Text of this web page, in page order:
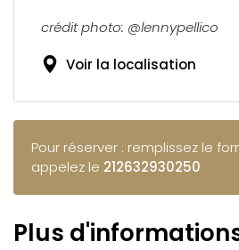
crédit photo: @lennypellico
Voir la localisation
Pour réserver : remplissez le
appelez le 212632930250
Plus